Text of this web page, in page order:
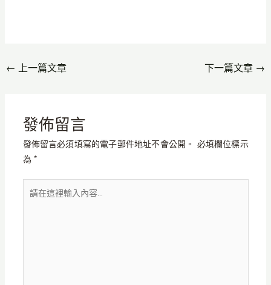
← 上一篇文章 下一篇文章 →
發佈留言
發佈留言必須填寫的電子郵件地址不會公開。 必填欄位標示
為 *
在